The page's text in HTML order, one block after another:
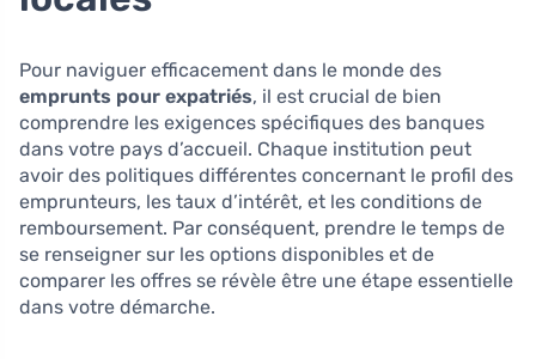
Pour naviguer efficacement dans le monde des
emprunts pour expatriés, il est crucial de bien
comprendre les exigences spécifiques des banques
dans votre pays d’accueil. Chaque institution peut
avoir des politiques différentes concernant le profil des
emprunteurs, les taux d’intérêt, et les conditions de
remboursement. Par conséquent, prendre le temps de
se renseigner sur les options disponibles et de
comparer les offres se révèle être une étape essentielle
dans votre démarche.